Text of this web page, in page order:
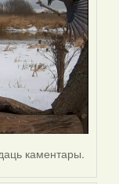
каментары.